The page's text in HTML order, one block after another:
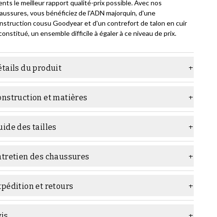
le meilleur rapport qualité-prix possible. Avec nos
vous bénéficiez de l'ADN majorquin, d'une
cousu Goodyear et d'un contrefort de talon en cuir
un ensemble difficile à égaler à ce niveau de prix.
du produit
Derby
F (standard)
et matières
:
des tailles
des chaussures
produits d'entretien utiliser :
et retours